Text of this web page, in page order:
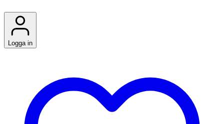
Logga in